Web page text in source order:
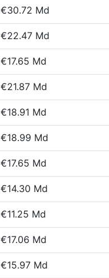
€30.72 Md
€22.47 Md
€17.65 Md
€21.87 Md
€18.91 Md
€18.99 Md
€17.65 Md
€14.30 Md
€11.25 Md
€17.06 Md
€15.97 Md